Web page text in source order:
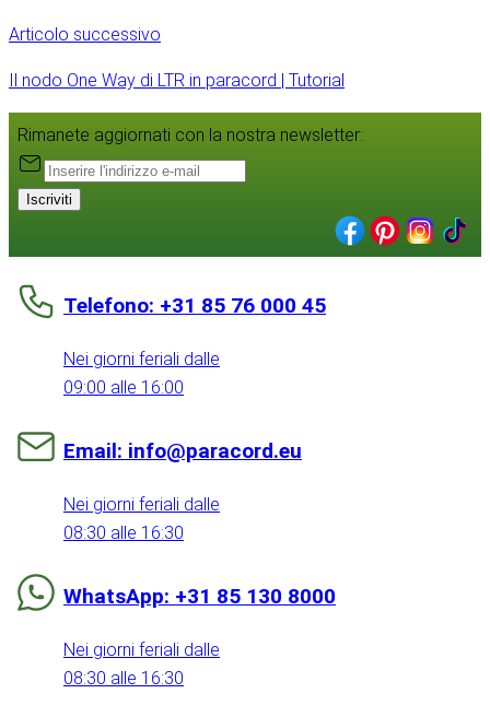
Articolo successivo
Il nodo One Way di LTR in paracord | Tutorial
Rimanete aggiornati con la nostra newsletter:
Iscriviti
Telefono: +31 85 76 000 45
Nei giorni feriali dalle
09:00 alle 16:00
Email: info@paracord.eu
Nei giorni feriali dalle
08:30 alle 16:30
WhatsApp: +31 85 130 8000
Nei giorni feriali dalle
08:30 alle 16:30